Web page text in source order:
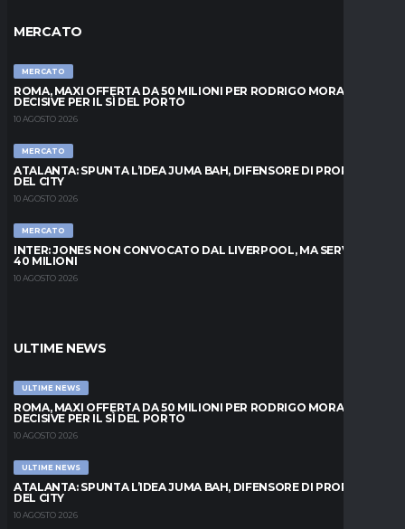
MERCATO
MERCATO
ROMA, MAXI OFFERTA DA 50 MILIONI PER RODRIGO MORA: ORE
DECISIVE PER IL SÌ DEL PORTO
10 AGOSTO 2026
MERCATO
ATALANTA: SPUNTA L’IDEA JUMA BAH, DIFENSORE DI PROPRIETÀ
DEL CITY
10 AGOSTO 2026
MERCATO
INTER: JONES NON CONVOCATO DAL LIVERPOOL, MA SERVONO
40 MILIONI
10 AGOSTO 2026
ULTIME NEWS
ULTIME NEWS
ROMA, MAXI OFFERTA DA 50 MILIONI PER RODRIGO MORA: ORE
DECISIVE PER IL SÌ DEL PORTO
10 AGOSTO 2026
ULTIME NEWS
ATALANTA: SPUNTA L’IDEA JUMA BAH, DIFENSORE DI PROPRIETÀ
DEL CITY
10 AGOSTO 2026